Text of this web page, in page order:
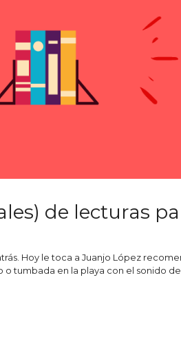
de lecturas
Hoy le toca a Juanjo López
tumbada en la playa con el sonido